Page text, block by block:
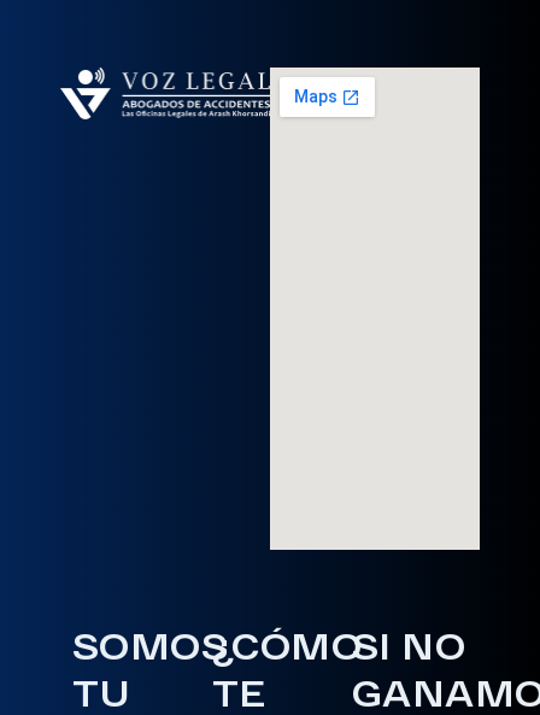
SOMOS
TU
¿CÓMO
TE
SI NO